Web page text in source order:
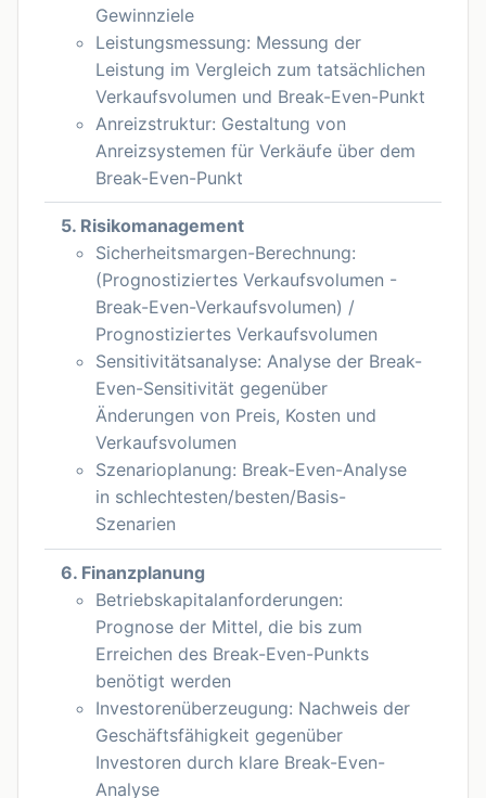
Gewinnziele
Leistungsmessung: Messung der
Leistung im Vergleich zum tatsächlichen
Verkaufsvolumen und Break-Even-Punkt
Anreizstruktur: Gestaltung von
Anreizsystemen für Verkäufe über dem
Break-Even-Punkt
5. Risikomanagement
Sicherheitsmargen-Berechnung:
(Prognostiziertes Verkaufsvolumen -
Break-Even-Verkaufsvolumen) /
Prognostiziertes Verkaufsvolumen
Sensitivitätsanalyse: Analyse der Break-
Even-Sensitivität gegenüber
Änderungen von Preis, Kosten und
Verkaufsvolumen
Szenarioplanung: Break-Even-Analyse
in schlechtesten/besten/Basis-
Szenarien
6. Finanzplanung
Betriebskapitalanforderungen:
Prognose der Mittel, die bis zum
Erreichen des Break-Even-Punkts
benötigt werden
Investorenüberzeugung: Nachweis der
Geschäftsfähigkeit gegenüber
Investoren durch klare Break-Even-
Analyse